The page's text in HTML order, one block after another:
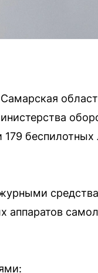
беспилотных
аппаратов